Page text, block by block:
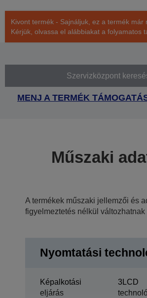
Kivont termék - Sajnáljuk, ez a termék már
Kérjük, olvassa el alábbiakat a folyamatos
Szervizközpont
MENJ A TERMÉK
Műszaki
A termékek műszaki jellemzői és
figyelmeztetés nélkül változhatnak
Nyomtatási
Képalkotási
eljárás
3LCD